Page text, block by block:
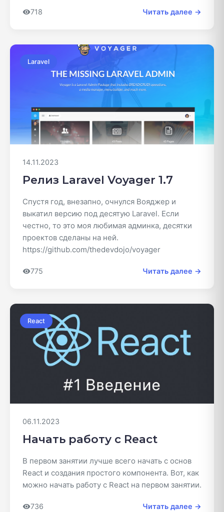
718 Читать далее →
Laravel
14.11.2023
Релиз Laravel Voyager 1.7
Спустя год, внезапно, очнулся Вояджер и
выкатил версию под десятую Laravel. Если
честно, то это моя любимая админка, десятки
проектов сделаны на ней.
https://github.com/thedevdojo/voyager
775 Читать далее →
React
06.11.2023
Начать работу с React
В первом занятии лучше всего начать с основ
React и создания простого компонента. Вот, как
можно начать работу с React на первом занятии.
736 Читать далее →